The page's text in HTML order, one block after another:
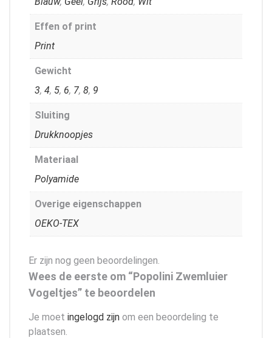
Effen of print
Print
Gewicht
3, 4, 5, 6, 7, 8, 9
Sluiting
Drukknoopjes
Materiaal
Polyamide
Overige eigenschappen
OEKO-TEX
Er zijn nog geen beoordelingen.
Wees de eerste om “Popolini Zwemluier
Vogeltjes” te beoordelen
Je moet ingelogd zijn om een beoordeling te
plaatsen.